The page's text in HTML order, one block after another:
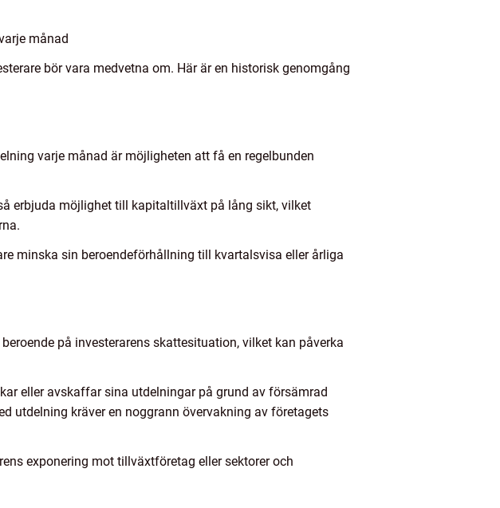
månad
bör vara medvetna om. Här är en historisk genomgång
varje månad är möjligheten att få en regelbunden
erbjuda möjlighet till kapitaltillväxt på lång sikt, vilket
minska sin beroendeförhållning till kvartalsvisa eller årliga
på investerarens skattesituation, vilket kan påverka
eller avskaffar sina utdelningar på grund av försämrad
utdelning kräver en noggrann övervakning av företagets
exponering mot tillväxtföretag eller sektorer och